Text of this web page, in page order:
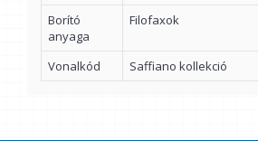
Borító
anyaga
Filofaxok
Vonalkód Saffiano kollekció